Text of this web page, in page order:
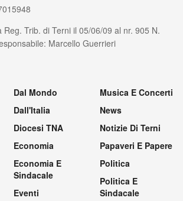
Reg. Trib. di Terni il 05/06/09 al nr. 905 N.
Marcello Guerrieri
Dal Mondo
Dall'Italia
Diocesi TNA
Economia
Economia E
Sindacale
Eventi
Musica E Concerti
News
Notizie Di Terni
Papaveri E Papere
Politica
Politica E
Sindacale